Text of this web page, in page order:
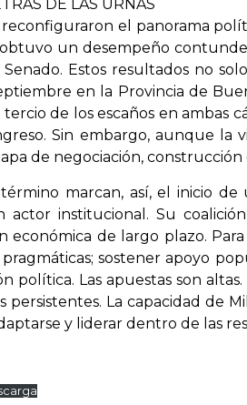
DE LAS URNAS
reconfiguraron el panorama
un desempeño
Estos resultados no
en la Provincia de
de los escaños en ambas
Sin embargo, aunque la
de negociación,
marcan, así, el inicio
institucional. Su
económica de largo plazo.
sostener apoyo
política. Las apuestas son
persistentes. La capacidad de
y liderar dentro de las